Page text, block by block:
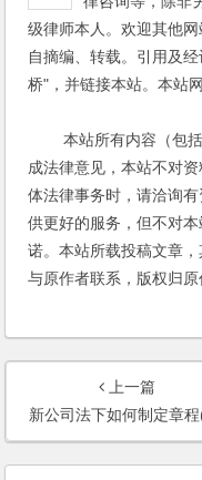
级律师本人。欢迎其他
自摘编、转载。引用及
桥"，并链接本站。本站
本站所有内容（包括
成法律意见，本站不对
体法律事务时，请洽询
供更好的服务，但不对
诺。本站所载投稿文章
与原作者联系，版权归原
上一篇
新公司法下如何制定章程